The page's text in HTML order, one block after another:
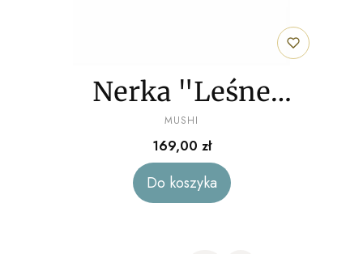
Nerka "Leśne
gałązki" welur
PRODUCENT
MUSHI
Cena
169,00 zł
Do koszyka